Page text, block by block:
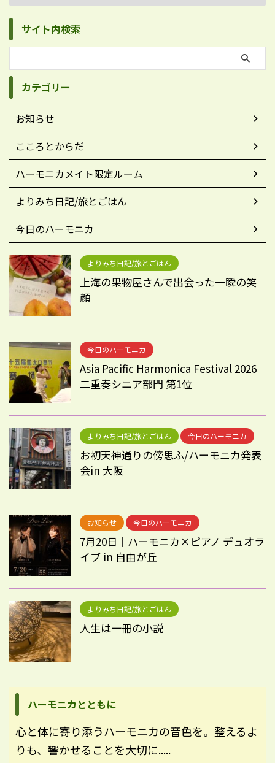
サイト内検索
カテゴリー
お知らせ
こころとからだ
ハーモニカメイト限定ルーム
よりみち日記/旅とごはん
今日のハーモニカ
よりみち日記/旅とごはん
上海の果物屋さんで出会った一瞬の笑
顔
今日のハーモニカ
Asia Pacific Harmonica Festival 2026
二重奏シニア部門 第1位
よりみち日記/旅とごはん 今日のハーモニカ
お初天神通りの傍思ふ/ハーモニカ発表
会in 大阪
お知らせ 今日のハーモニカ
7月20日｜ハーモニカ×ピアノ デュオラ
イブ in 自由が丘
よりみち日記/旅とごはん
人生は一冊の小説
ハーモニカとともに
心と体に寄り添うハーモニカの音色を。整えるよ
りも、響かせることを大切に.....